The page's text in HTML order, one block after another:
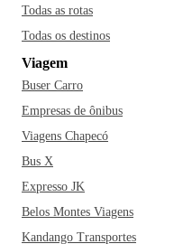
Todas as rotas
Todas os destinos
Viagem
Buser Carro
Empresas de ônibus
Viagens Chapecó
Bus X
Expresso JK
Belos Montes Viagens
Kandango Transportes